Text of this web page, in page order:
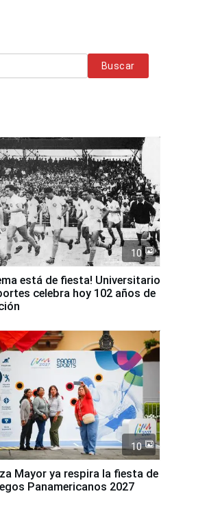
Buscar
10
está de fiesta! Universitario
celebra hoy 102 años de
10
Mayor ya respira la fiesta de
Panamericanos 2027